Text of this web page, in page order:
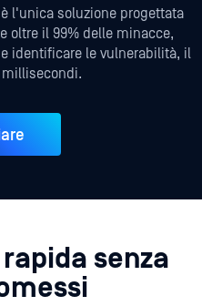
l'unica soluzione progettata
oltre il 99% delle minacce,
identificare le vulnerabilità, il
senza